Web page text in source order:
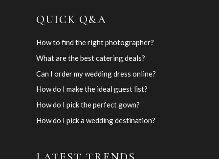
QUICK Q&A
How to find the right photographer?
What are the best catering deals?
Can I order my wedding dress online?
How do I make the ideal guest list?
How do I pick the perfect gown?
How do I pick a wedding destination?